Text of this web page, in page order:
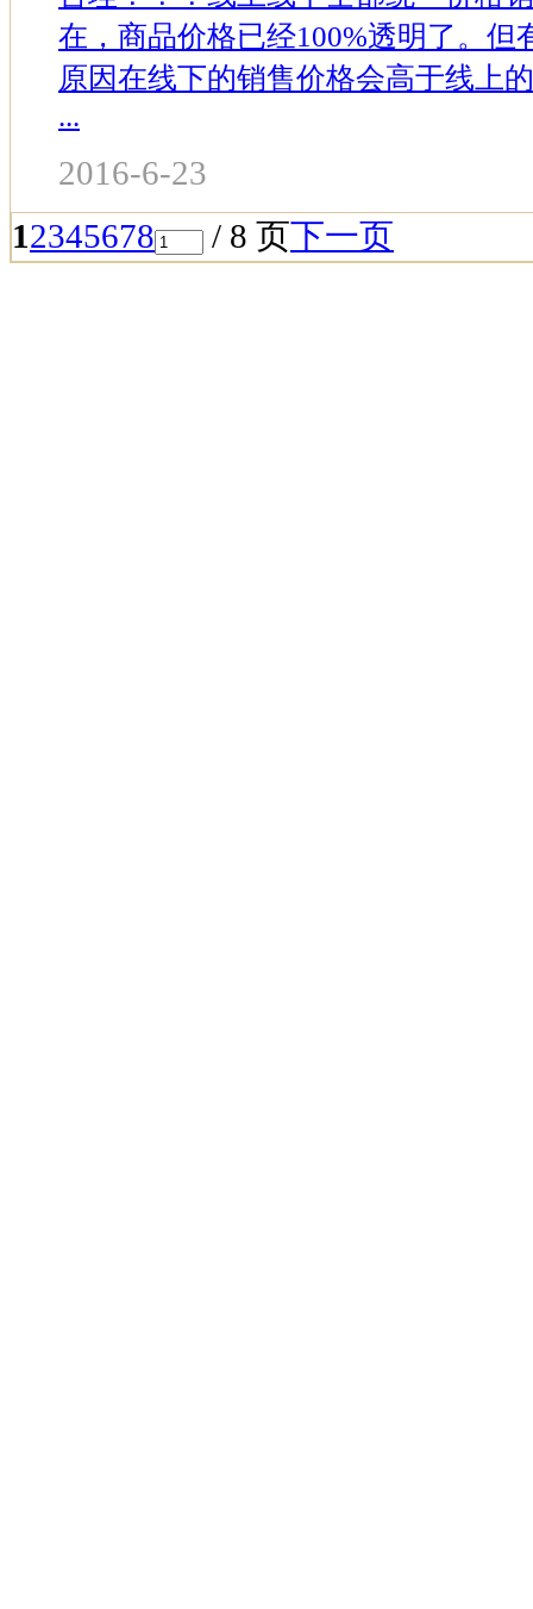
在，商品价格已经100%透明了。但
原因在线下的销售价格会高于线上
...
2016-6-23
12345678 / 8 页下一页